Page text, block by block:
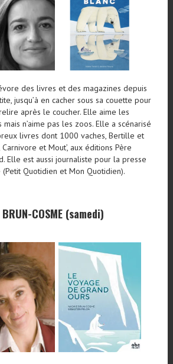
des livres et des magazines depuis
jusqu’à en cacher sous sa couette pour
après le coucher. Elle aime les
mais n’aime pas les zoos. Elle a scénarisé
livres dont 1000 vaches, Bertille et
et Mout’, aux éditions Père
Elle est aussi journaliste pour la presse
(Petit Quotidien et Mon Quotidien).
COSME (samedi)